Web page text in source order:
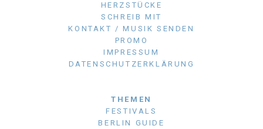
HERZSTÜCKE
SCHREIB MIT
KONTAKT / MUSIK SENDEN
PROMO
IMPRESSUM
DATENSCHUTZERKLÄRUNG
THEMEN
FESTIVALS
BERLIN GUIDE